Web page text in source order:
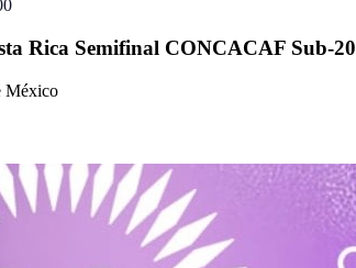
Rica Semifinal CONCACAF Sub-20
México